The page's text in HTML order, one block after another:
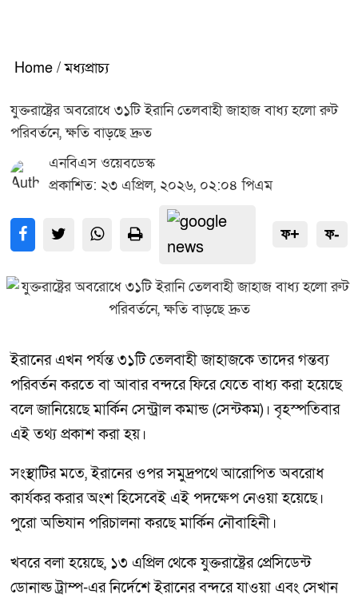
Home / মধ্যপ্রাচ্য
যুক্তরাষ্ট্রের অবরোধে ৩১টি ইরানি তেলবাহী জাহাজ বাধ্য হলো রুট
পরিবর্তনে, ক্ষতি বাড়ছে দ্রুত
এনবিএস ওয়েবডেস্ক
প্রকাশিত: ২৩ এপ্রিল, ২০২৬, ০২:০৪ পিএম
ফ+ ফ-
ইরানের এখন পর্যন্ত ৩১টি তেলবাহী জাহাজকে তাদের গন্তব্য
পরিবর্তন করতে বা আবার বন্দরে ফিরে যেতে বাধ্য করা হয়েছে
বলে জানিয়েছে মার্কিন সেন্ট্রাল কমান্ড (সেন্টকম)। বৃহস্পতিবার
এই তথ্য প্রকাশ করা হয়।
সংস্থাটির মতে, ইরানের ওপর সমুদ্রপথে আরোপিত অবরোধ
কার্যকর করার অংশ হিসেবেই এই পদক্ষেপ নেওয়া হয়েছে।
পুরো অভিযান পরিচালনা করছে মার্কিন নৌবাহিনী।
খবরে বলা হয়েছে, ১৩ এপ্রিল থেকে যুক্তরাষ্ট্রের প্রেসিডেন্ট
ডোনাল্ড ট্রাম্প-এর নির্দেশে ইরানের বন্দরে যাওয়া এবং সেখান